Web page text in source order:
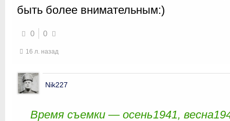
быть более внимательным:)
0 0
16 л. назад
Nik227
Время съемки — осень1941,